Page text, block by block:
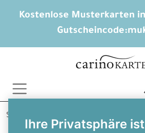
Kostenlose Musterkarten
Gutscheincode:
Ihre Privatsphäre
Startseite
Hochzeitseinladungen